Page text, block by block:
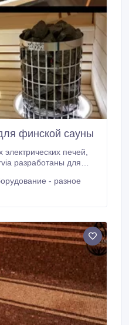
финской сауны
печей,
разработаны для
технического
- разное